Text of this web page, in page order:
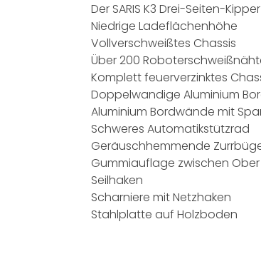
Der SARIS K3 Drei-Seiten-
Niedrige Ladeflächenhöhe
Vollverschweißtes Chassis
Über 200
Komplett feuerverzinktes
Doppelwandige Aluminium
Aluminium Bordwände mit
Schweres Automatikstützrad
Geräuschhemmende
Gummiauflage zwischen
Seilhaken
Scharniere mit Netzhaken
Stahlplatte auf Holzboden